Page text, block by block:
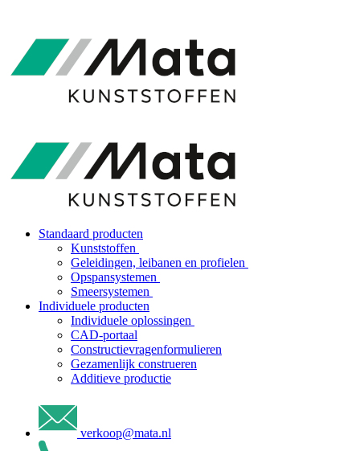
Standaard producten
Kunststoffen
Geleidingen, leibanen en profielen
Opspansystemen
Smeersystemen
Individuele producten
Individuele oplossingen
CAD-portaal
Constructievragenformulieren
Gezamenlijk construeren
Additieve productie
verkoop@mata.nl